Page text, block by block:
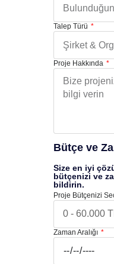
Talep Türü
Proje Hakkında
Bütçe ve
Size en iyi
bütçenizi ve
bildirin.
Proje Bütçenizi
Zaman Aralığı